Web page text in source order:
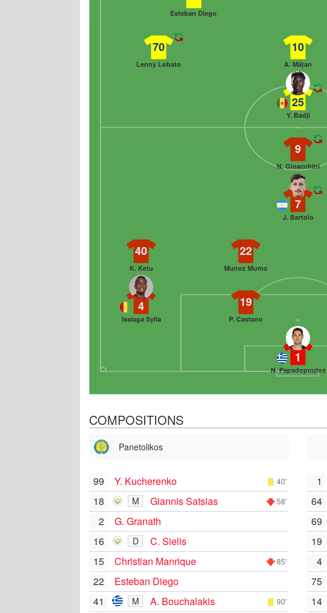
Esteban Diego
10
A. Mățan
70
Lenny Lobato
25
Y. Badji
1
N. Papadopoulos
4
Issiaga Sylla
19
P. Castano
40
K. Ketu
22
Munoz Mumo
7
J. Bartolo
9
N. Gioacchini
COMPOSITIONS
Panetolikos
99 Y. Kucherenko 40'
18 M Giannis Satsias 58'
2
G. Granath
16
D
C. Sielis
15
Christian Manrique 85'
22
Esteban Diego
41
M A. Bouchalakis 90'
1
64
69
19
4
75
14